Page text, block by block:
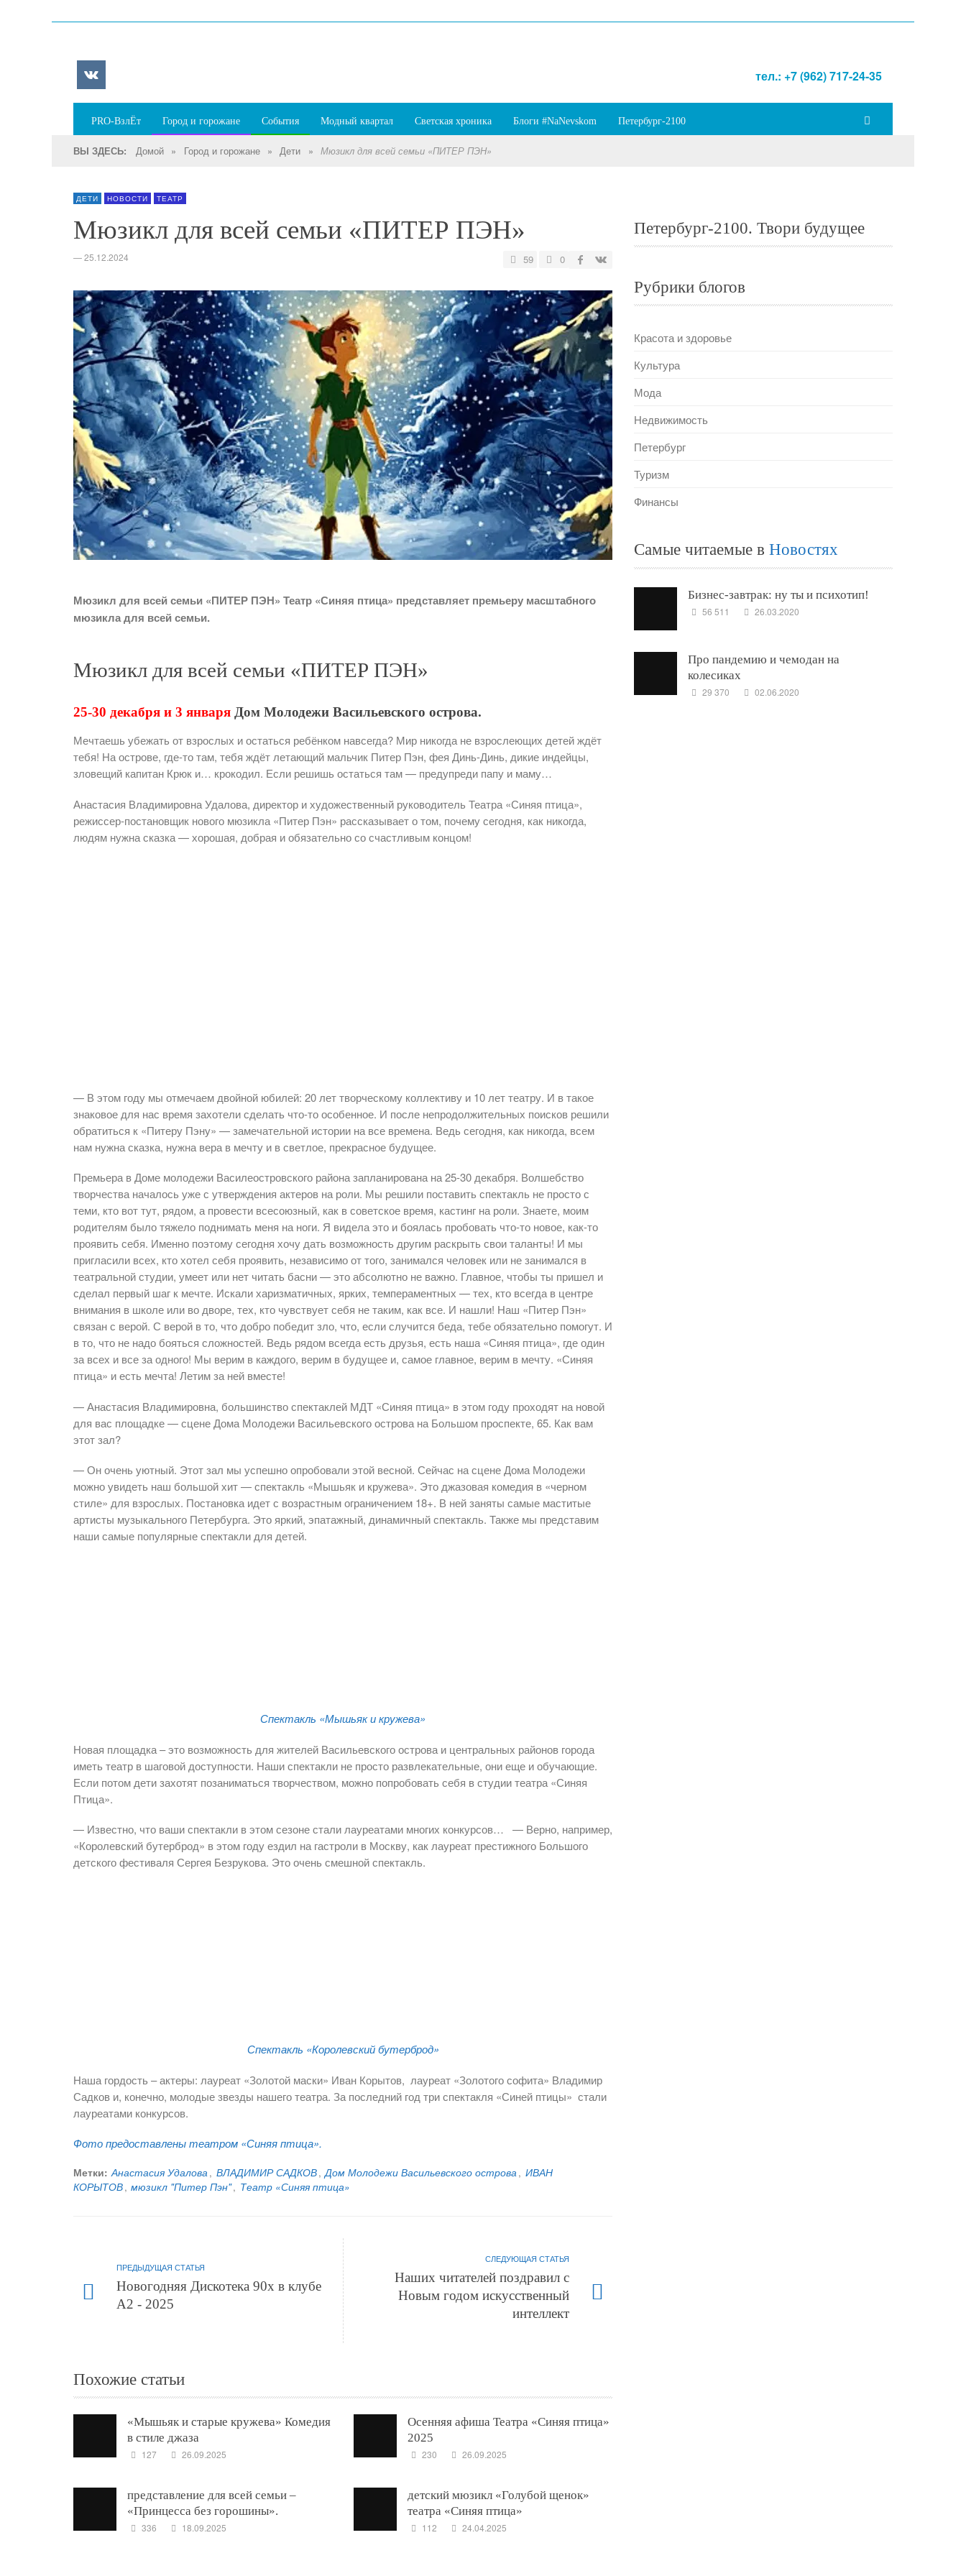
тел.: +7 (962) 717-24-35
PRO-ВзлЁт Город и горожане События Модный квартал Светская хроника Блоги #NaNevskom Петербург-2100
ВЫ ЗДЕСЬ: Домой » Город и горожане » Дети » Мюзикл для всей семьи «ПИТЕР ПЭН»
ДЕТИ НОВОСТИ ТЕАТР
Мюзикл для всей семьи «ПИТЕР ПЭН»
—25.12.2024 59 0
Мюзикл для всей семьи «ПИТЕР ПЭН» Театр «Синяя птица» представляет премьеру масштабного
мюзикла для всей семьи.
Мюзикл для всей семьи «ПИТЕР ПЭН»
25-30 декабря и 3 января Дом Молодежи Васильевского острова.
Мечтаешь убежать от взрослых и остаться ребёнком навсегда? Мир никогда не взрослеющих детей ждёт
тебя! На острове, где-то там, тебя ждёт летающий мальчик Питер Пэн, фея Динь-Динь, дикие индейцы,
зловещий капитан Крюк и… крокодил. Если решишь остаться там — предупреди папу и маму…
Анастасия Владимировна Удалова, директор и художественный руководитель Театра «Синяя птица»,
режиссер-постановщик нового мюзикла «Питер Пэн» рассказывает о том, почему сегодня, как никогда,
людям нужна сказка — хорошая, добрая и обязательно со счастливым концом!
— В этом году мы отмечаем двойной юбилей: 20 лет творческому коллективу и 10 лет теат­ру. И в такое
знаковое для нас время захоте­ли сделать что-­то особенное. И после непро­должительных поисков решили
обратиться к «Питеру Пэну» — замечательной истории на все времена. Ведь сегодня, как никогда, всем
нам нужна сказка, нужна вера в мечту и в светлое, прекрасное будущее.
Премьера в Доме молодежи Василеостровского района запланирована на 25-30 декабря. Волшебство
творчества началось уже с утверждения актеров на роли. Мы решили поставить спектакль не просто с
теми, кто вот тут, рядом, а провести всесоюзный, как в советское время, кастинг на роли. Знаете, моим
родителям было тяжело поднимать меня на ноги. Я видела это и боялась про­бовать что­-то новое, как-­то
проявить себя. Именно поэтому сегодня хочу дать возмож­ность другим раскрыть свои таланты! И мы
пригласили всех, кто хотел себя проявить, независимо от того, занимался человек или не занимался в
театральной студии, умеет или нет читать басни — это абсолютно не­ важно. Главное, чтобы ты пришел и
сделал первый шаг к мечте. Искали харизматичных, ярких, темпераментных — тех, кто всег­да в центре
внимания в школе или во дво­ре, тех, кто чувствует себя не таким, как все. И нашли! Наш «Питер Пэн»
связан с верой. С ве­рой в то, что добро победит зло, что, если случится беда, тебе обязательно помогут. И
в то, что не надо бояться сложностей. Ведь рядом всегда есть друзья, есть наша «Синяя птица», где один
за всех и все за од­ного! Мы верим в каждого, верим в будущее и, самое главное, верим в мечту. «Синяя
пти­ца» и есть мечта! Летим за ней вместе!
— Анастасия Владимировна, большинство спектаклей МДТ «Синяя птица» в этом году проходят на новой
для вас площадке — сцене Дома Молодежи Васильевского острова на Большом проспекте, 65. Как вам
этот зал?
— Он очень уютный. Этот зал мы успешно опробовали этой весной. Сейчас на сцене Дома Молодежи
можно увидеть наш большой хит — спектакль «Мышьяк и кружева». Это джазовая комедия в «черном
стиле» для взрослых. Постановка идет с возрастным ограничением 18+. В ней заняты самые маститые
артисты музыкального Петербурга. Это яркий, эпатажный, динамичный спектакль. Также мы представим
наши самые популярные спектакли для детей.
Спектакль «Мышьяк и кружева»
Новая площадка – это возможность для жителей Васильевского острова и центральных районов города
иметь театр в шаговой доступности. Наши спектакли не просто развлекательные, они еще и обучающие.
Если потом дети захотят позаниматься творчеством, можно попробовать себя в студии театра «Синяя
Птица».
— Известно, что ваши спектакли в этом сезоне стали лауреатами многих конкурсов… — Верно, например,
«Королевский бутерброд» в этом году ездил на гастроли в Москву, как лауреат престижного Большого
детского фестиваля Сергея Безрукова. Это очень смешной спектакль.
Спектакль «Королевский бутерброд»
Наша гордость – актеры: лауреат «Золотой маски» Иван Корытов, лауреат «Золотого софита» Владимир
Садков и, конечно, молодые звезды нашего театра. За последний год три спектакля «Синей птицы» стали
лауреатами конкурсов.
Фото предоставлены театром «Синяя птица».
Метки: Анастасия Удалова , ВЛАДИМИР САДКОВ, Дом Молодежи Васильевского острова , ИВАН
КОРЫТОВ, мюзикл "Питер Пэн", Театр «Синяя птица»
ПРЕДЫДУЩАЯ СТАТЬЯ
Новогодняя Дискотека 90х в клубе
А2 - 2025
СЛЕДУЮЩАЯ СТАТЬЯ
Наших читателей поздравил с
Новым годом искусственный
интеллект
Похожие статьи
«Мышьяк и старые кружева» Комедия
в стиле джаза
127 26.09.2025
Осенняя афиша Театра «Синяя птица»
2025
230 26.09.2025
представление для всей семьи –
«Принцесса без горошины».
336 18.09.2025
детский мюзикл «Голубой щенок»
театра «Синяя птица»
112 24.04.2025
Петербург-2100. Твори будущее
Рубрики блогов
Красота и здоровье
Культура
Мода
Недвижимость
Петербург
Туризм
Финансы
Самые читаемые в Новостях
Бизнес-завтрак: ну ты и психотип!
56 511 26.03.2020
Про пандемию и чемодан на
колесиках
29 370 02.06.2020